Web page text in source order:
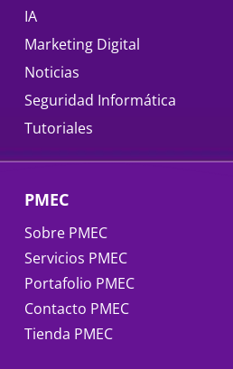
IA
Marketing Digital
Noticias
Seguridad Informática
Tutoriales
PMEC
Sobre PMEC
Servicios PMEC
Portafolio PMEC
Contacto PMEC
Tienda PMEC